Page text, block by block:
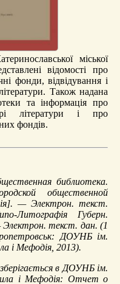
міської
відомості про
фонди, відвідування і
Також надана
та інформація про
літератури і про
фондів.
библиотека.
общественной
— Электрон. текст.
Литографія Губерн.
Электрон. текст. дан. (1
ДОУНБ ім.
і Мефодія, 2013).
в ДОУНБ ім.
і Мефодія: Отчет о